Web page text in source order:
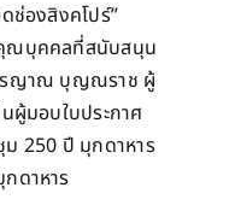
ช่องสิงคโปร์”
ณบุคคลที่สนับสนุน
รญาณ บุญณราช ผู้
ผู้มอบใบประกาศ
250 ปี มุกดาหาร
ดาหาร